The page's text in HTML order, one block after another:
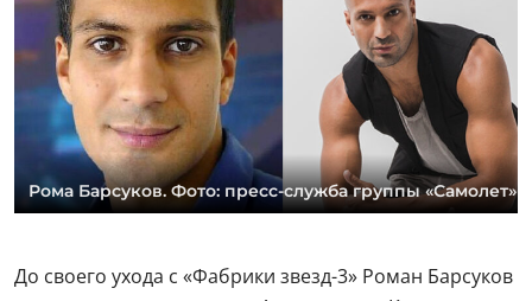
Рома Барсуков. Фото: пресс-служба группы «Самолет»
До своего ухода с «Фабрики звезд-3» Роман Барсуков